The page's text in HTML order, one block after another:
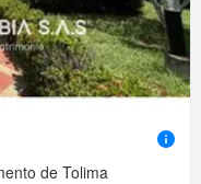
de Tolima